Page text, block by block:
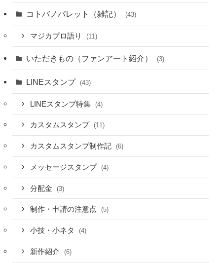
コトバノパレット（雑記） (43)
マジカプロ語り (11)
いただきもの（ファンアート紹介） (3)
LINEスタンプ (43)
LINEスタンプ特集 (4)
カスタムスタンプ (11)
カスタムスタンプ制作記 (6)
メッセージスタンプ (4)
分配金 (3)
制作・申請の注意点 (5)
小技・小ネタ (4)
新作紹介 (6)